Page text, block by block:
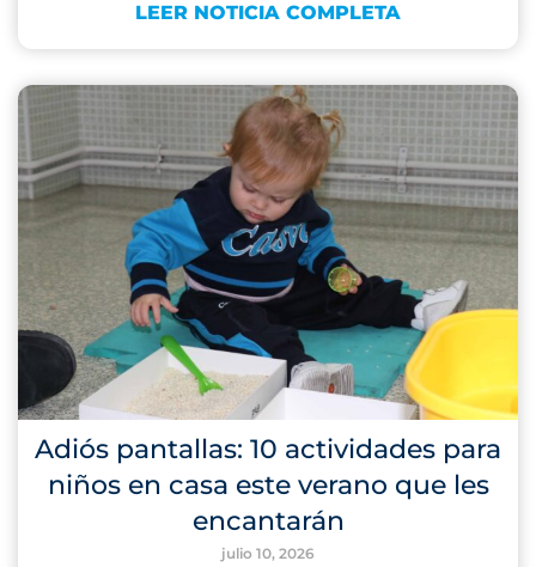
LEER NOTICIA COMPLETA
Adiós pantallas: 10 actividades para
niños en casa este verano que les
encantarán
julio 10, 2026